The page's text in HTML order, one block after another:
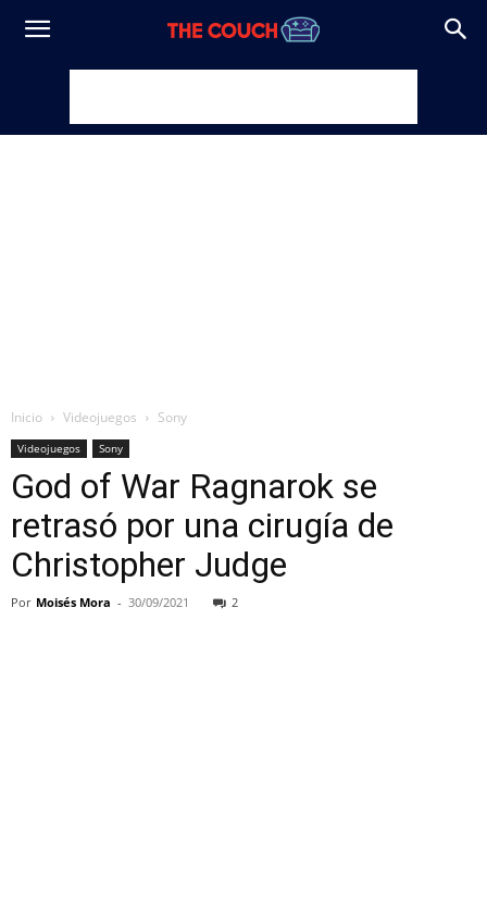
Inicio Videojuegos Sony
Videojuegos Sony
God of War Ragnarok se
retrasó por una cirugía de
Christopher Judge
Por Moisés Mora - 30/09/2021 2